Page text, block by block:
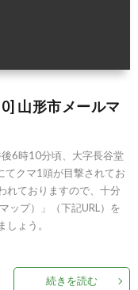
山形市メールマ
6時10分頃、大字長谷堂
てクマ1頭が目撃されてお
れておりますので、十分
ップ）」（下記URL）を
ょう。
続きを読む